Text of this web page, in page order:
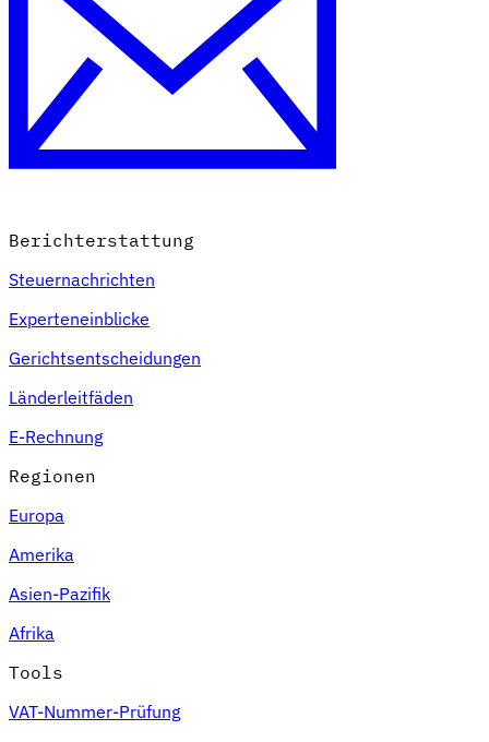
Berichterstattung
Steuernachrichten
Experteneinblicke
Gerichtsentscheidungen
Länderleitfäden
E-Rechnung
Regionen
Europa
Amerika
Asien-Pazifik
Afrika
Tools
VAT-Nummer-Prüfung